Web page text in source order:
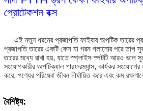
প্রোটেকশন বক্স
এই নতুন ধরনের প্রজাপতি ফাইবার অপটিক তারের
প্রজাপতি তারের একটি কেস যা গরম গলানোর পরে তাপ
তারের মধ্যে রাখা হয়, যাতে স্প্লাইস স্পটটি আরও ভাল
সংযোগকারীর অপটিক্যাল পারফরম্যান্স, কার্যকর
করে, পণ্যের পরিষেবা জীবন দীর্ঘায়িত করে এবং কম
বৈশিষ্ট্য: